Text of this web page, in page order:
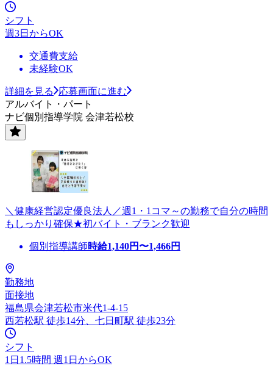
シフト
週3日からOK
交通費支給
未経験OK
詳細を見る
応募画面に進む
アルバイト・パート
ナビ個別指導学院 会津若松校
＼健康経営認定優良法人／週1・1コマ～の勤務で自分の時間
もしっかり確保★初バイト・ブランク歓迎
個別指導講師時給1,140円〜1,466円
勤務地
面接地
福島県会津若松市米代1-4-15
西若松駅 徒歩14分、七日町駅 徒歩23分
シフト
1日1.5時間 週1日からOK